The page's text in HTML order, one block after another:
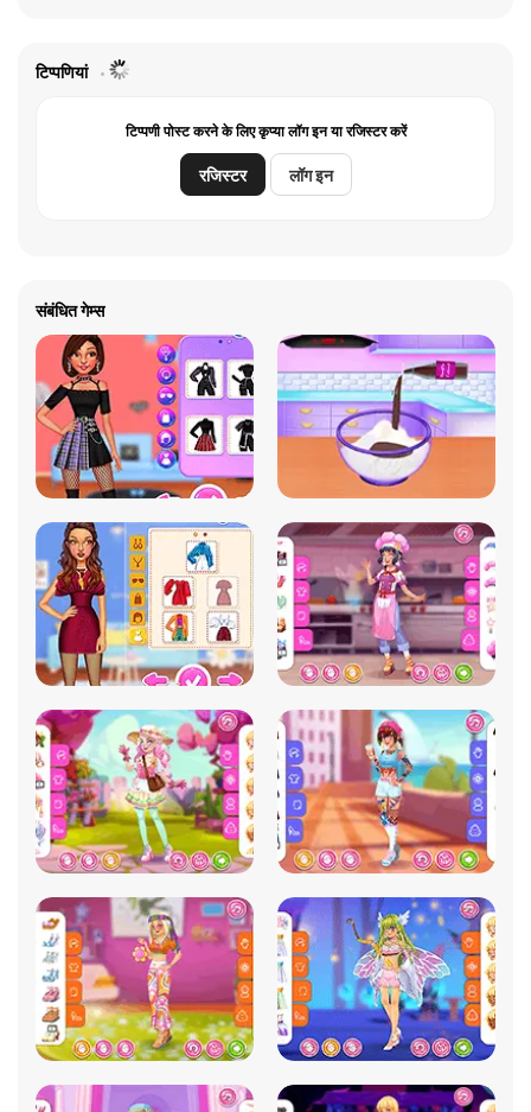
टिप्पणियां
टिप्पणी पोस्ट करने के लिए कृप्या लॉग इन या रजिस्टर करें
रजिस्टर लॉग इन
संबंधित गेम्स